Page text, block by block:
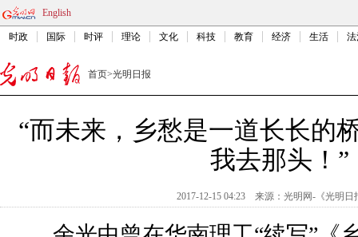
English
时政 国际 时评 理论 文化 科技 教育 经济 生活
首页>光明日报
“而未来，乡愁是一道长长的
我去那头！”
2017-12-15 04:23 来源： 光明网-《光明日